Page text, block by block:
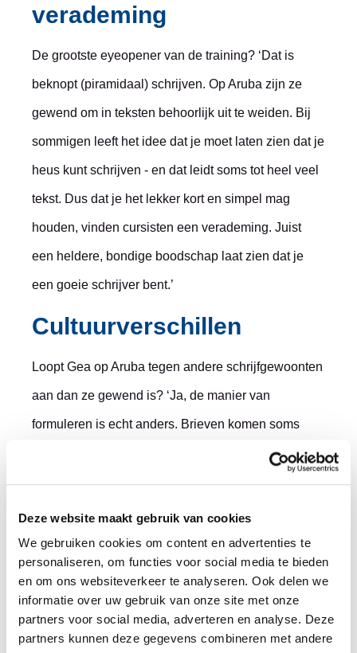
Deze website maakt gebruik van cookies
We gebruiken cookies om content en advertenties te
personaliseren, om functies voor social media te bieden
en om ons websiteverkeer te analyseren. Ook delen we
informatie over uw gebruik van onze site met onze
partners voor social media, adverteren en analyse. Deze
partners kunnen deze gegevens combineren met andere
verademing
De grootste eyeopener van de training? ‘Dat is
beknopt (piramidaal) schrijven. Op Aruba zijn ze
gewend om in teksten behoorlijk uit te weiden. Bij
sommigen leeft het idee dat je moet laten zien dat je
heus kunt schrijven - en dat leidt soms tot heel veel
tekst. Dus dat je het lekker kort en simpel mag
houden, vinden cursisten een verademing. Juist
een heldere, bondige boodschap laat zien dat je
een goeie schrijver bent.’
Cultuurverschillen
Loopt Gea op Aruba tegen andere schrijfgewoonten
aan dan ze gewend is? ‘Ja, de manier van
formuleren is echt anders. Brieven komen soms
onpersoonlijke taal. In Nederland zijn we juist bezig
bedoelt’. Er is ook wel een cultuurverschil: wat we
in Nederland kort en duidelijk vinden, wordt op
Aruba gezien als te direct, bijna onbeleefd. Daar
houd ik natuurlijk wel rekening mee: niet alle tips